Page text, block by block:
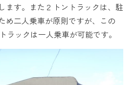
ます。また２トントラックは、駐
め二人乗車が原則ですが、この
ラックは一人乗車が可能です。